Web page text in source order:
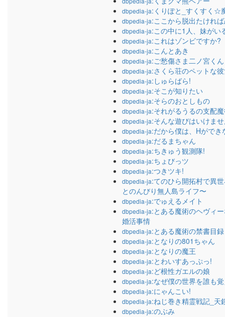
dbpedia-ja:くりぽと_すくすく☆
dbpedia-ja:ここから脱出たけれ
dbpedia-ja:この中に1人、妹がい
dbpedia-ja:これはゾンビですか?
dbpedia-ja:こんとあき
dbpedia-ja:ご愁傷さま二ノ宮くん
dbpedia-ja:さくら荘のペットな
dbpedia-ja:しゅらばら!
dbpedia-ja:そこが知りたい
dbpedia-ja:そらのおとしもの
dbpedia-ja:それがるうるの支配
dbpedia-ja:そんな遊びはいけま
dbpedia-ja:だから僕は、Hができ
dbpedia-ja:だるまちゃん
dbpedia-ja:ちきゅう観測隊!
dbpedia-ja:ちょびっツ
dbpedia-ja:つきツキ!
dbpedia-ja:てのひら開拓村で異
とのんびり無人島ライフ〜
dbpedia-ja:でゅえるメイト
dbpedia-ja:とある魔術のヘヴィ
婚活事情
dbpedia-ja:とある魔術の禁書目録
dbpedia-ja:となりの801ちゃん
dbpedia-ja:となりの魔王
dbpedia-ja:とわいすあっぷっ!
dbpedia-ja:ど根性ガエルの娘
dbpedia-ja:なぜ僕の世界を誰も
dbpedia-ja:にゃんこい!
dbpedia-ja:ねじ巻き精霊戦記_天
dbpedia-ja:のぶみ